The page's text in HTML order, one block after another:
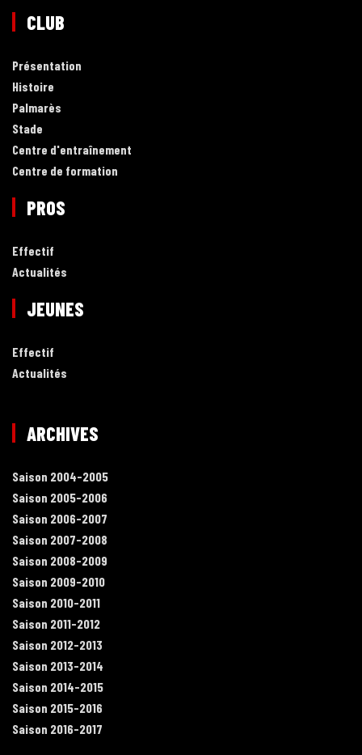
CLUB
Présentation
Histoire
Palmarès
Stade
Centre d'entraînement
Centre de formation
PROS
Effectif
Actualités
JEUNES
Effectif
Actualités
ARCHIVES
Saison 2004-2005
Saison 2005-2006
Saison 2006-2007
Saison 2007-2008
Saison 2008-2009
Saison 2009-2010
Saison 2010-2011
Saison 2011-2012
Saison 2012-2013
Saison 2013-2014
Saison 2014-2015
Saison 2015-2016
Saison 2016-2017